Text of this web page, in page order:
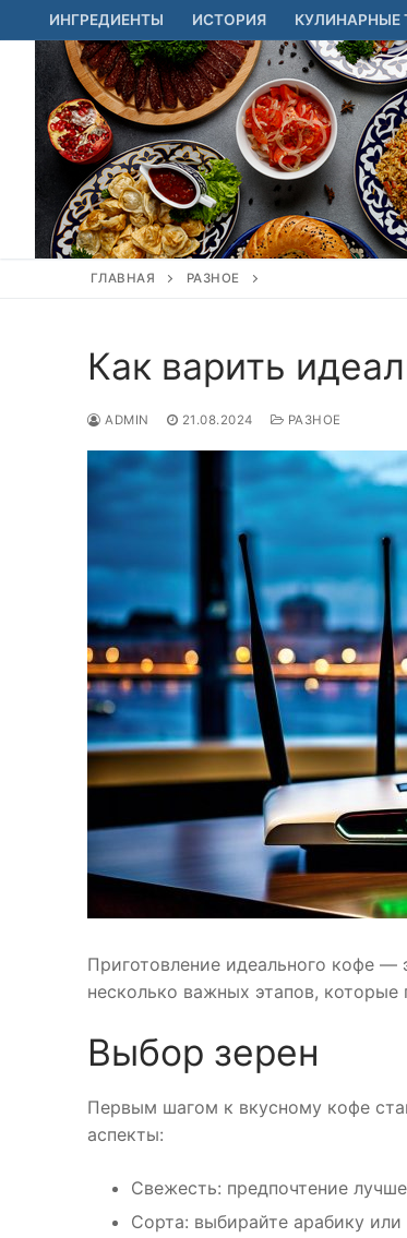
Перейти
к
содержимому
ИНГРЕДИЕНТЫ ИСТОРИЯ КУЛИНАРНЫЕ
ГЛАВНАЯ РАЗНОЕ
Как варить
ADMIN 21.08.2024 РАЗНОЕ
Приготовление идеального кофе
несколько важных этапов, которые
Выбор зерен
Первым шагом к вкусному кофе
аспекты:
Свежесть: предпочтение
Сорта: выбирайте арабику